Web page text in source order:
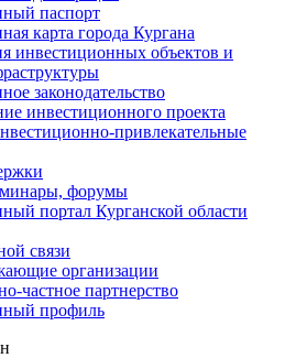
паспорт
карта города Кургана
инвестиционных объектов и
законодательство
инвестиционного проекта
привлекательные
форумы
портал Курганской области
связи
организации
частное партнерство
профиль